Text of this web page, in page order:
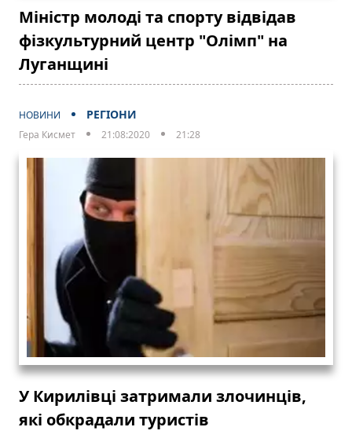
Міністр молоді та спорту відвідав
фізкультурний центр "Олімп" на
Луганщині
НОВИНИ РЕГІОНИ
Гера Кисмет 21:08:2020 21:28
У Кирилівці затримали злочинців,
які обкрадали туристів